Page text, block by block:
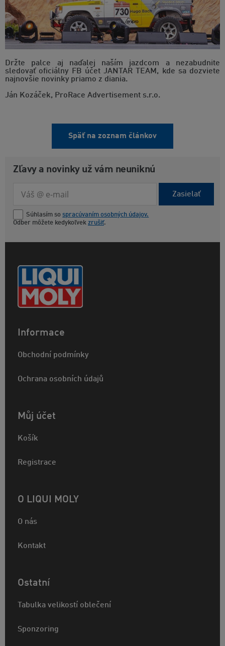
Držte palce aj naďalej naším jazdcom a nezabudnite
sledovať oficiálny FB účet JANTAR TEAM, kde sa dozviete
najnovšie novinky priamo z diania.
Ján Kozáček, ProRace Advertisement s.r.o.
Späť na zoznam článkov
Zľavy a novinky už vám neuniknú
Zasielať
Súhlasím so spracúvaním osobných údajov.
Odber môžete kedykoľvek zrušiť.
Informace
Obchodní podmínky
Ochrana osobních údajů
Můj účet
Košík
Registrace
O LIQUI MOLY
O nás
Kontakt
Ostatní
Tabulka velikostí oblečení
Sponzoring